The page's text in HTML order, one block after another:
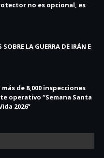
no es opcional, es
LA GUERRA DE IRÁN E
de 8,000 inspecciones
operativo “Semana Santa
2026”